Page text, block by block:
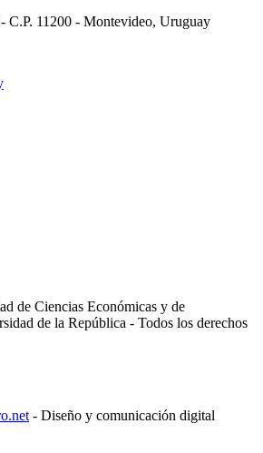
C.P. 11200 - Montevideo, Uruguay
de Ciencias Económicas y de
de la República - Todos los derechos
- Diseño y comunicación digital